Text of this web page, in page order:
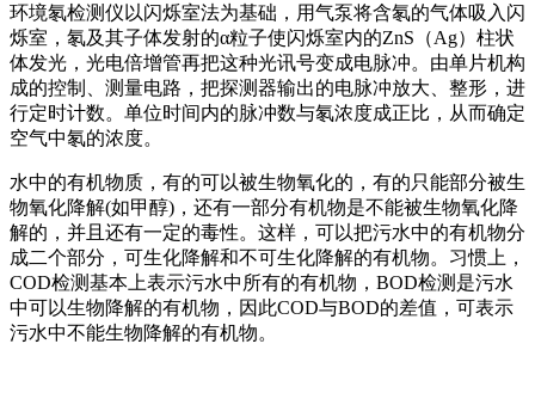
环境氡检测仪以闪烁室法为基础，用气泵将含氡的气体吸入闪
烁室，氡及其子体发射的α粒子使闪烁室内的ZnS（Ag）柱状
体发光，光电倍增管再把这种光讯号变成电脉冲。由单片机构
成的控制、测量电路，把探测器输出的电脉冲放大、整形，进
行定时计数。单位时间内的脉冲数与氡浓度成正比，从而确定
空气中氡的浓度。
水中的有机物质，有的可以被生物氧化的，有的只能部分被生
物氧化降解(如甲醇)，还有一部分有机物是不能被生物氧化降
解的，并且还有一定的毒性。这样，可以把污水中的有机物分
成二个部分，可生化降解和不可生化降解的有机物。习惯上，
COD检测基本上表示污水中所有的有机物，BOD检测是污水
中可以生物降解的有机物，因此COD与BOD的差值，可表示
污水中不能生物降解的有机物。